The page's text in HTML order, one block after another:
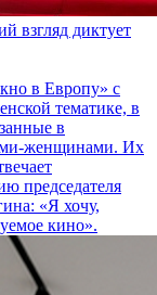
взгляд диктует
в Европу» с
тематике, в
в
женщинами. Их
председателя
«Я хочу,
кино».